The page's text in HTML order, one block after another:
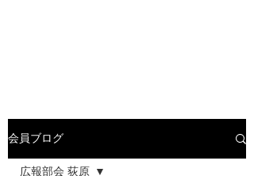
会員ブログ
広報部会 荻原